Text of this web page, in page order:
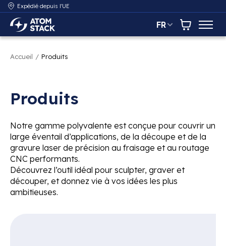
Expédié depuis l'UE
AtomStack Europe FR Panier
Accueil / Produits
Produits
Notre gamme polyvalente est conçue pour couvrir un
large éventail d’applications, de la découpe et de la
gravure laser de précision au fraisage et au routage
CNC performants.
Découvrez l’outil idéal pour sculpter, graver et
découper, et donnez vie à vos idées les plus
ambitieuses.